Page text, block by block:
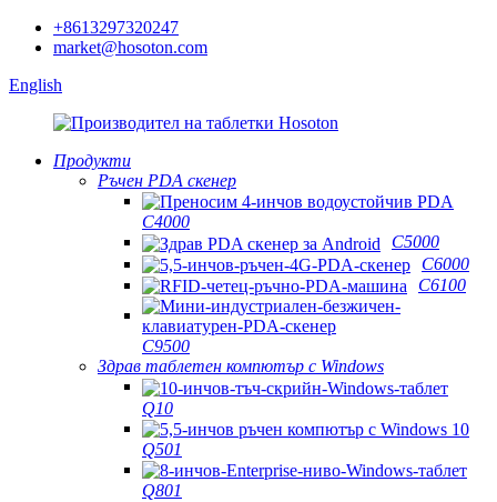
+8613297320247
market@hosoton.com
English
Продукти
Ръчен PDA скенер
C4000
C5000
C6000
C6100
C9500
Здрав таблетен компютър с Windows
Q10
Q501
Q801